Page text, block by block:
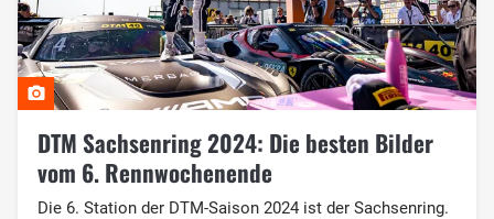
DTM Sachsenring 2024: Die besten Bilder
vom 6. Rennwochenende
Die 6. Station der DTM-Saison 2024 ist der Sachsenring.